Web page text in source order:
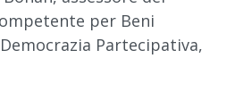
per Beni
Partecipativa,